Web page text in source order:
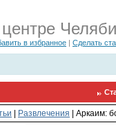
в избранное | Сделать
Развлечения Аркаим: